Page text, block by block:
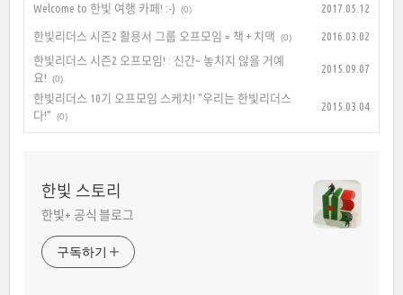
Welcome to 한빛 여행 카페! :-) (0) 2017.05.12
한빛리더스 시즌2 활용서 그룹 오프모임 = 책 + 치맥 (0)
2016.03.02
한빛리더스 시즌2 오프모임! : 신간~ 놓치지 않을 거예
요!
(0)
2015.09.07
한빛리더스 10기 오프모임 스케치! "우리는 한빛리더스
다!"
(0)
2015.03.04
한빛 스토리
한빛+ 공식 블로그
구독하기